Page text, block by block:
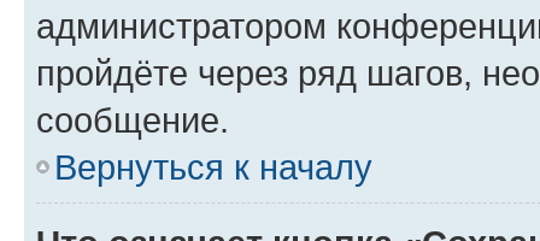
администратором
пройдёте через ряд шагов,
сообщение.
Вернуться к началу